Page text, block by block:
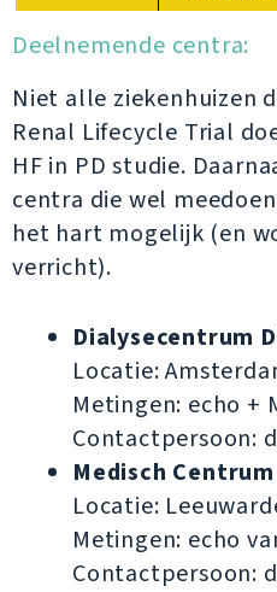
Deelnemende centra:
Niet alle ziekenhuizen
Renal Lifecycle Trial
HF in PD studie.
centra die wel
het hart mogelijk (en
verricht).
Dialysecentrum
Locatie:
Metingen: echo +
Contactpersoon:
Medisch
Locatie:
Metingen: echo
Contactpersoon: